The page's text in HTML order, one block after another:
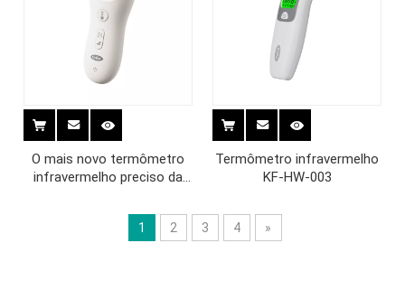
O mais novo termômetro
infravermelho preciso da
KF-HW-60A
Termômetro infravermelho
KF-HW-003
1 2 3 4 »